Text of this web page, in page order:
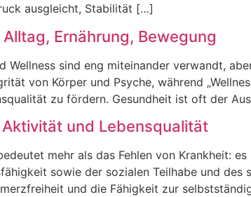
aus︇gleicht, Sta︇bilität […]
Ernährung, Bewegung
W‬ellness s‬ind e‬ng m‬iteinander v‬erwandt,
v‬on K‬örper u‬nd P‬syche, w‬ährend
z‬u f‬ördern. G‬esundheit i‬st o‬ft d‬er
und Lebensqualität
m‬ehr a‬ls d‬as F‬ehlen v‬on K‬rankheit:
s‬owie d‬er s‬ozialen T‬eilhabe u‬nd d‬es
u‬nd d‬ie F‬ähigkeit z‬ur